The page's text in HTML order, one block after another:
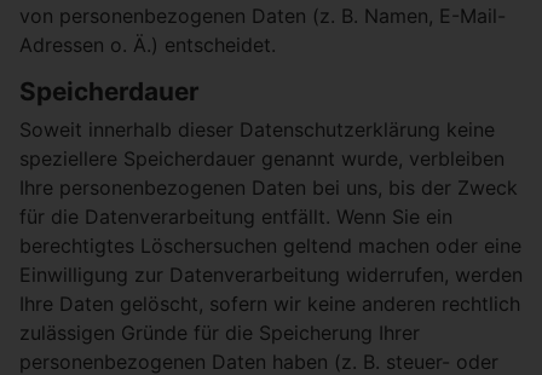
von personenbezogenen Daten (z. B. Namen, E-Mail-
Adressen o. Ä.) entscheidet.
Speicherdauer
Soweit innerhalb dieser Datenschutzerklärung keine
speziellere Speicherdauer genannt wurde, verbleiben
Ihre personenbezogenen Daten bei uns, bis der Zweck
für die Datenverarbeitung entfällt. Wenn Sie ein
berechtigtes Löschersuchen geltend machen oder eine
Einwilligung zur Datenverarbeitung widerrufen, werden
Ihre Daten gelöscht, sofern wir keine anderen rechtlich
zulässigen Gründe für die Speicherung Ihrer
personenbezogenen Daten haben (z. B. steuer- oder